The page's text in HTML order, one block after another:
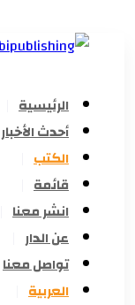
الرئيسية
أحدث الأخبار
الكتب
قائمة
انشر معنا
عن الدار
تواصل معنا
العربية